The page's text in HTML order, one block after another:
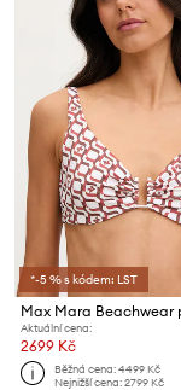
*-5 % s kódem: LST
Aktuální cena:
2699 Kč
Běžná cena:4499 Kč
Nejnižší cena:2799 Kč